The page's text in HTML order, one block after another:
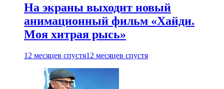
На экраны выходит новый
анимационный фильм «Хайди.
Моя хитрая рысь»
12 месяцев спустя12 месяцев спустя